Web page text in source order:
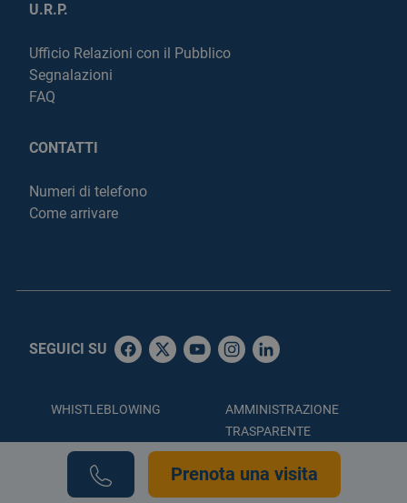
U.R.P.
Ufficio Relazioni con il Pubblico
Segnalazioni
FAQ
CONTATTI
Numeri di telefono
Come arrivare
SEGUICI SU
WHISTLEBLOWING
AMMINISTRAZIONE
TRASPARENTE
ACCESSIBILITÀ
COOKIE POLICY
Prenota una visita